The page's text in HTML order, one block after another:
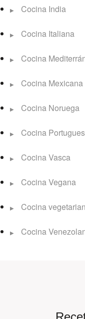
Cocina India
Cocina Italiana
Cocina
Cocina Mexicana
Cocina Noruega
Cocina
Cocina Vasca
Cocina Vegana
Cocina
Cocina